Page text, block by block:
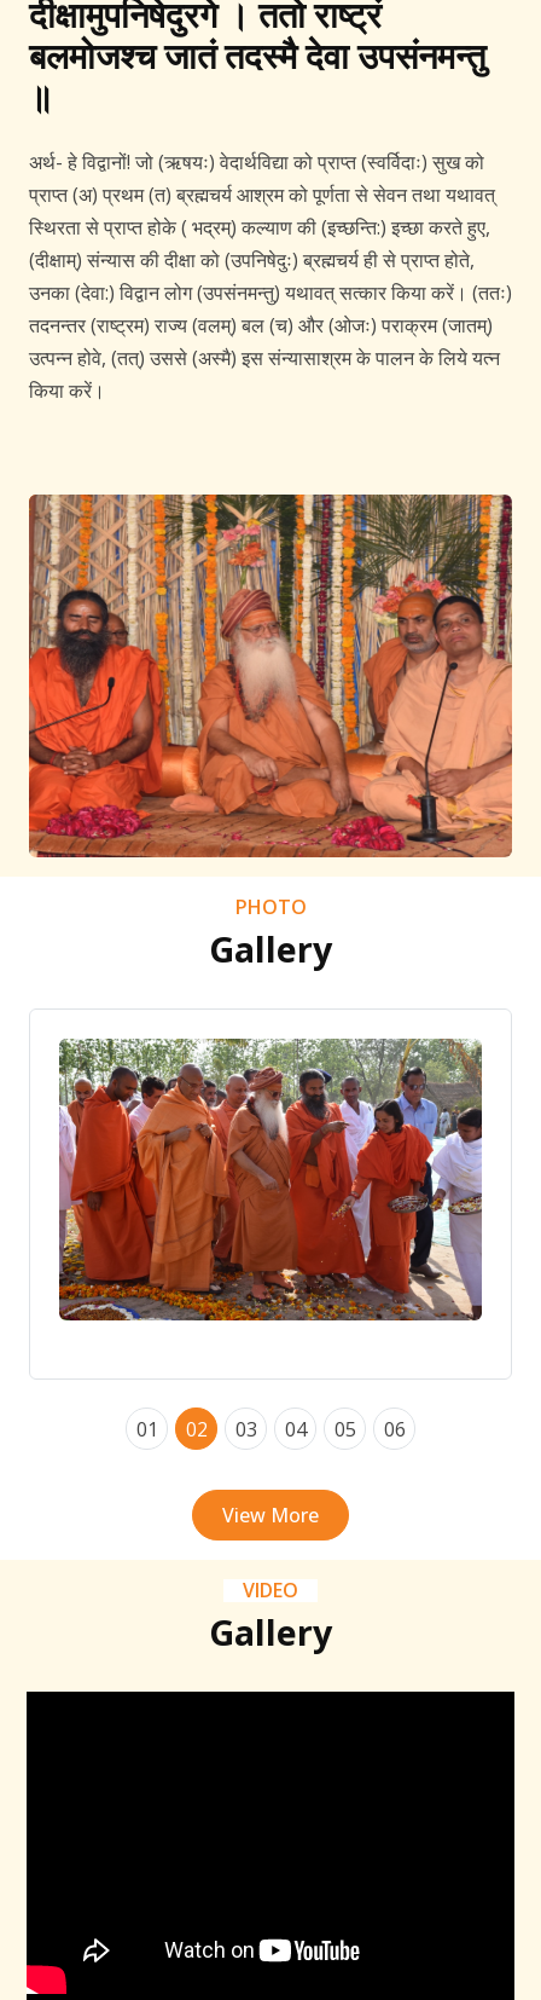
दीक्षामुपनिषेदुरगे । ततो राष्ट्रं
बलमोजश्च जातं तदस्मै देवा उपसंनमन्तु
॥
अर्थ- हे विद्वानों! जो (ऋषयः) वेदार्थविद्या को प्राप्त (स्वर्विदाः) सुख को
प्राप्त (अ) प्रथम (त) ब्रह्मचर्य आश्रम को पूर्णता से सेवन तथा यथावत्
स्थिरता से प्राप्त होके ( भद्रम्) कल्याण की (इच्छन्ति:) इच्छा करते हुए,
(दीक्षाम्) संन्यास की दीक्षा को (उपनिषेदुः) ब्रह्मचर्य ही से प्राप्त होते,
उनका (देवा:) विद्वान लोग (उपसंनमन्तु) यथावत् सत्कार किया करें। (ततः)
तदनन्तर (राष्ट्रम) राज्य (वलम्) बल (च) और (ओजः) पराक्रम (जातम्)
उत्पन्न होवे, (तत्) उससे (अस्मै) इस संन्यासाश्रम के पालन के लिये यत्न
किया करें।
PHOTO
Gallery
01 02 03 04 05 06
View More
VIDEO
Gallery